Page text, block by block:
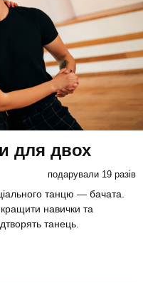
для двох
подарували 19 разів
танцю — бачата.
навички та
танець.